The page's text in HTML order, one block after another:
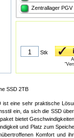
Zentrallager PGV
Stk
SSD 2TB
ist eine sehr praktische
ein, da sich die SSD
bietet
und Platz zum
Komfort und